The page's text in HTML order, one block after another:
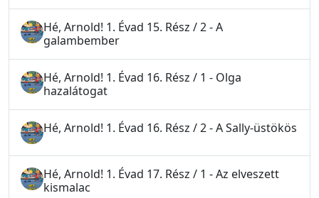
Hé, Arnold! 1. Évad 15. Rész / 2 - A
galambember
Hé, Arnold! 1. Évad 16. Rész / 1 - Olga
hazalátogat
Hé, Arnold! 1. Évad 16. Rész / 2 - A Sally-üstökös
Hé, Arnold! 1. Évad 17. Rész / 1 - Az elveszett
kismalac